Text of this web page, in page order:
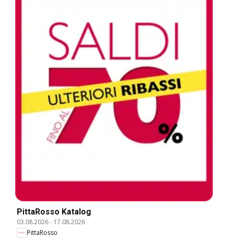
PittaRosso Katalog
03.08.2026- 17.08.2026
PittaRosso